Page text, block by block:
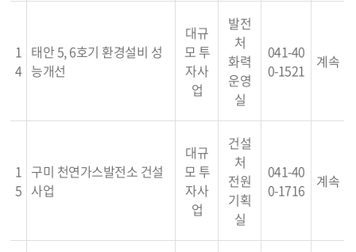
1
4
태안 5, 6호기 환경설비 성
능개선
대규
모 투
자사
업
발전
처
화력
운영
실
041-40
0-1521
계속
1
5
구미 천연가스발전소 건설
사업
대규
모 투
자사
업
건설
처
전원
기획
실
041-40
0-1716
계속